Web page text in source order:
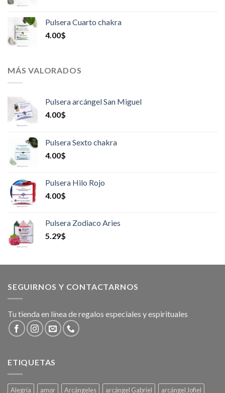
Pulsera Cuarto chakra
4.00$
MÁS VALORADOS
Pulsera arcángel San Miguel
4.00$
Pulsera Sexto chakra
4.00$
Pulsera Hilo Rojo
4.00$
Pulsera Zodiaco Aries
5.29$
SEGUIRNOS Y CONTACTARNOS
Tu tienda en línea de regalos especiales y espirituales
ETIQUETAS
Alegría amor Arcángeles arcángel Gabriel
arcángel Jofiel